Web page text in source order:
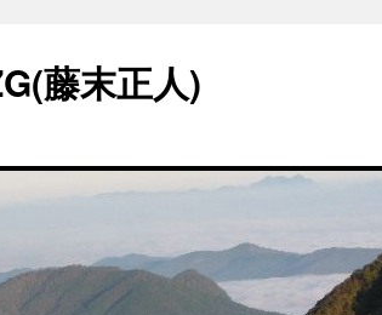
藤末正人)